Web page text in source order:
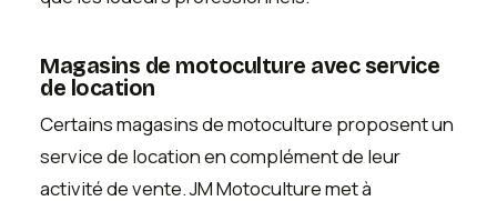
Magasins de motoculture avec service
de location
Certains magasins de motoculture proposent un
service de location en complément de leur
activité de vente. JM Motoculture met à